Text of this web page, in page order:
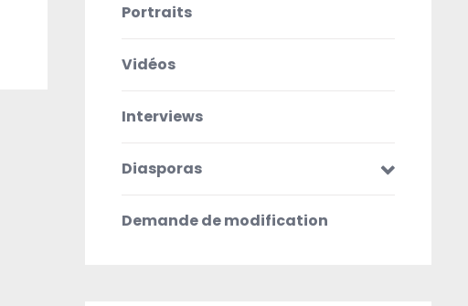
Portraits
Vidéos
Interviews
Diasporas
Demande de modification